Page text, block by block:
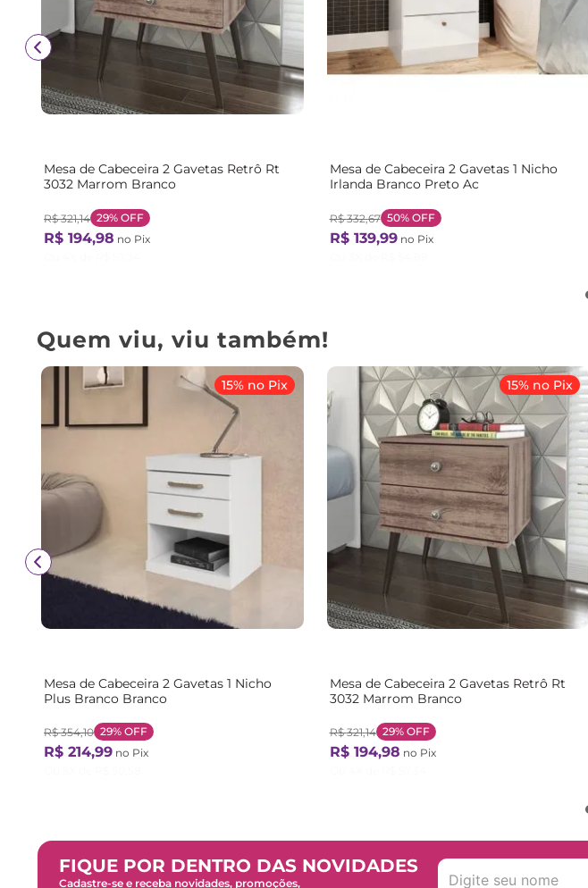
Mesa de Cabeceira 2 Gavetas Retrô Rt
3032 Marrom Branco
R$ 321,14 29% OFF
R$ 194,98 no Pix
Mesa de Cabeceira 2 Gavetas 1 Nicho
Irlanda Branco Preto Ac
R$ 332,67 50%OFF
R$ 139,99no Pix
Quem viu, viu também!
15% no Pix
Mesa de Cabeceira 2 Gavetas 1 Nicho
Plus Branco Branco
R$ 354,10 29% OFF
R$ 214,99 no Pix
15% no Pix
Mesa de Cabeceira 2 Gavetas Retrô Rt
3032 Marrom Branco
R$ 321,14 29%OFF
R$ 194,98 no Pix
FIQUE POR DENTRO DAS NOVIDADES
Cadastre-se e receba novidades, promoções,